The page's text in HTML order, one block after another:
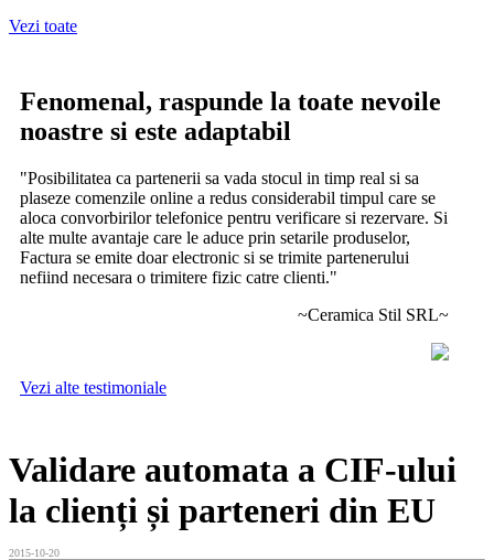
Vezi toate
Fenomenal, raspunde la toate nevoile
noastre si este adaptabil
"Posibilitatea ca partenerii sa vada stocul in timp real si sa
plaseze comenzile online a redus considerabil timpul care se
aloca convorbirilor telefonice pentru verificare si rezervare. Si
alte multe avantaje care le aduce prin setarile produselor,
Factura se emite doar electronic si se trimite partenerului
nefiind necesara o trimitere fizic catre clienti."
~Ceramica Stil SRL~
Vezi alte testimoniale
Validare automata a CIF-ului
la clienți și parteneri din EU
2015-10-20